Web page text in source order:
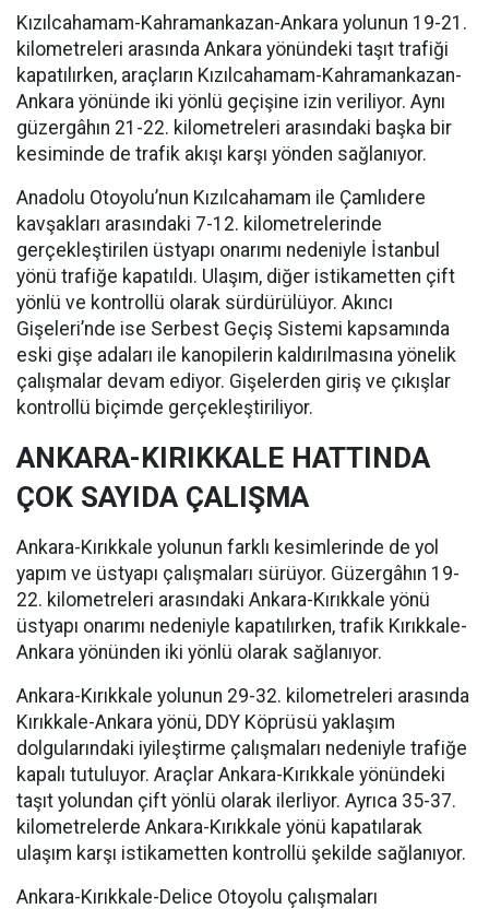
Kızılcahamam-Kahramankazan-Ankara yolunun 19-21.
kilometreleri arasında Ankara yönündeki taşıt trafiği
kapatılırken, araçların Kızılcahamam-Kahramankazan-
Ankara yönünde iki yönlü geçişine izin veriliyor. Aynı
güzergâhın 21-22. kilometreleri arasındaki başka bir
kesiminde de trafik akışı karşı yönden sağlanıyor.
Anadolu Otoyolu’nun Kızılcahamam ile Çamlıdere
kavşakları arasındaki 7-12. kilometrelerinde
gerçekleştirilen üstyapı onarımı nedeniyle İstanbul
yönü trafiğe kapatıldı. Ulaşım, diğer istikametten çift
yönlü ve kontrollü olarak sürdürülüyor. Akıncı
Gişeleri’nde ise Serbest Geçiş Sistemi kapsamında
eski gişe adaları ile kanopilerin kaldırılmasına yönelik
çalışmalar devam ediyor. Gişelerden giriş ve çıkışlar
kontrollü biçimde gerçekleştiriliyor.
ANKARA-KIRIKKALE HATTINDA
ÇOK SAYIDA ÇALIŞMA
Ankara-Kırıkkale yolunun farklı kesimlerinde de yol
yapım ve üstyapı çalışmaları sürüyor. Güzergâhın 19-
22. kilometreleri arasındaki Ankara-Kırıkkale yönü
üstyapı onarımı nedeniyle kapatılırken, trafik Kırıkkale-
Ankara yönünden iki yönlü olarak sağlanıyor.
Ankara-Kırıkkale yolunun 29-32. kilometreleri arasında
Kırıkkale-Ankara yönü, DDY Köprüsü yaklaşım
dolgularındaki iyileştirme çalışmaları nedeniyle trafiğe
kapalı tutuluyor. Araçlar Ankara-Kırıkkale yönündeki
taşıt yolundan çift yönlü olarak ilerliyor. Ayrıca 35-37.
kilometrelerde Ankara-Kırıkkale yönü kapatılarak
ulaşım karşı istikametten kontrollü şekilde sağlanıyor.
Ankara-Kırıkkale-Delice Otoyolu çalışmaları